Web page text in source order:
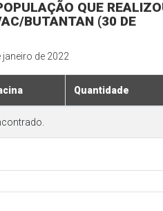
QUE
BUTANTAN (30 DE
janeiro de 2022
Quantidade